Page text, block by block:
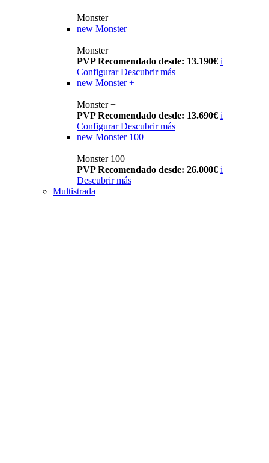
Monster
new Monster
Monster
PVP Recomendado desde: 13.190€ i
Configurar Descubrir más
new Monster +
Monster +
PVP Recomendado desde: 13.690€ i
Configurar Descubrir más
new Monster 100
Monster 100
PVP Recomendado desde: 26.000€ i
Descubrir más
Multistrada